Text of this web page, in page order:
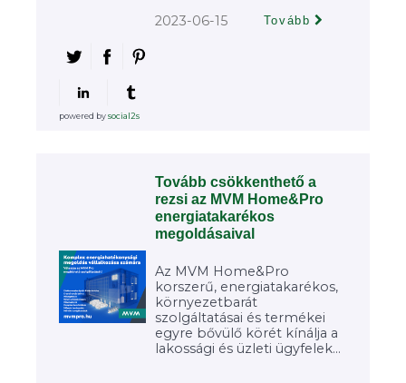
2023-06-15 Tovább
powered bysocial2s
Tovább csökkenthető a
rezsi az MVM Home&Pro
energiatakarékos
megoldásaival
Az MVM Home&Pro
korszerű, energiatakarékos,
környezetbarát
szolgáltatásai és termékei
egyre bővülő körét kínálja a
lakossági és üzleti ügyfelek...